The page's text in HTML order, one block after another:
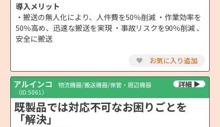
導入メリット
・搬送の無人化により、人件費を50％削減 ・作業効率を
50％高め、迅速な搬送を実現 ・事故リスクを90％削減 、
安全に搬送
♥ お気に入り追加
アルインコ
物流機器/搬送機器/保管・周辺機器
（ID:5061）
既製品では対応不可なお困りごとを
「解決」